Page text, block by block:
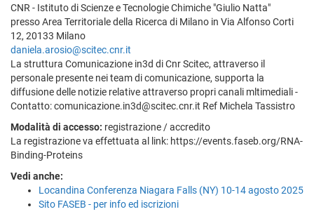
CNR - Istituto di Scienze e Tecnologie Chimiche "Giulio Natta"
presso Area Territoriale della Ricerca di Milano in Via Alfonso Corti
12, 20133 Milano
daniela.arosio@scitec.cnr.it
La struttura Comunicazione in3d di Cnr Scitec, attraverso il
personale presente nei team di comunicazione, supporta la
diffusione delle notizie relative attraverso propri canali mltimediali -
Contatto: comunicazione.in3d@scitec.cnr.it Ref Michela Tassistro
Modalità di accesso: registrazione / accredito
La registrazione va effettuata al link: https://events.faseb.org/RNA-
Binding-Proteins
Vedi anche:
Locandina Conferenza Niagara Falls (NY) 10-14 agosto 2025
Sito FASEB - per info ed iscrizioni